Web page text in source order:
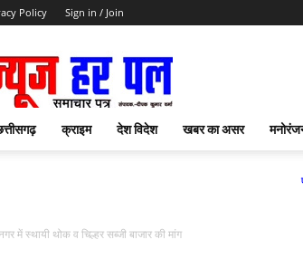
Policy Sign in / Join
क्राइम देश विदेश खबर का असर
फास्ट न्यूज
में स्थायी थोक व चिल्हर सब्जी बाजार की मांग